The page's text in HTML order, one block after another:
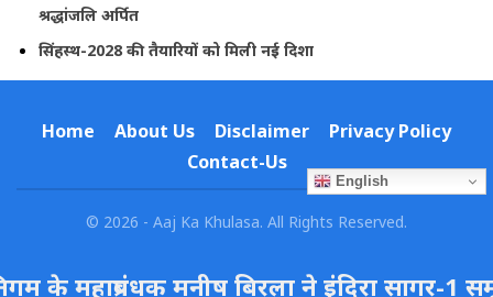
श्रद्धांजलि अर्पित
सिंहस्थ-2028 की तैयारियों को मिली नई दिशा
Home About Us Disclaimer
Privacy Policy
Contact-Us
English
© 2026 - Aaj Ka Khulasa. All Rights Reserved.
मनीष बिरला ने इंदिरा सागर-1 समूह